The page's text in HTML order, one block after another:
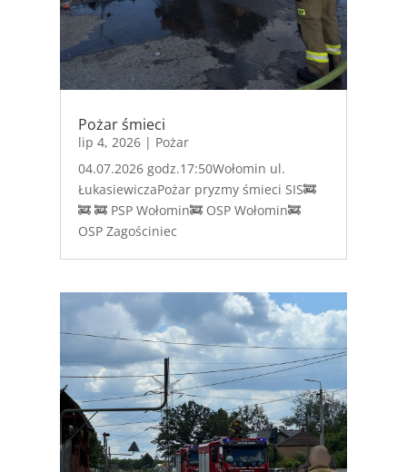
Pożar śmieci
lip 4, 2026 | Pożar
04.07.2026 godz.17:50Wołomin ul.
ŁukasiewiczaPożar pryzmy śmieci SIS🚒
🚒 🚒 PSP Wołomin🚒 OSP Wołomin🚒
OSP Zagościniec